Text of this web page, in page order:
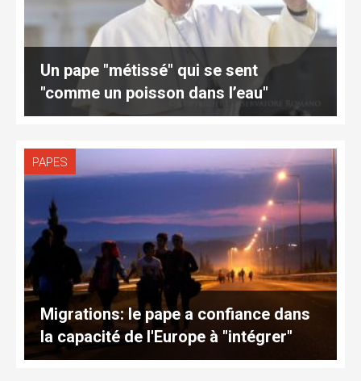
Un pape "métissé" qui se sent
"comme un poisson dans l’eau"
PAPES
Migrations: le pape a confiance dans
la capacité de l'Europe à "intégrer"